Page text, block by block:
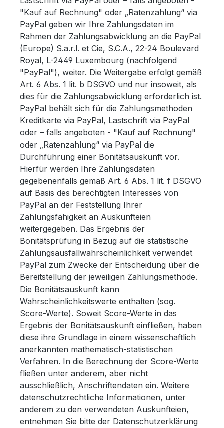
"Kauf auf Rechnung" oder „Ratenzahlung“ via
PayPal geben wir Ihre Zahlungsdaten im
Rahmen der Zahlungsabwicklung an die PayPal
(Europe) S.a.r.l. et Cie, S.C.A., 22-24 Boulevard
Royal, L-2449 Luxembourg (nachfolgend
"PayPal"), weiter. Die Weitergabe erfolgt gemäß
Art. 6 Abs. 1 lit. b DSGVO und nur insoweit, als
dies für die Zahlungsabwicklung erforderlich ist.
PayPal behält sich für die Zahlungsmethoden
Kreditkarte via PayPal, Lastschrift via PayPal
oder – falls angeboten - "Kauf auf Rechnung"
oder „Ratenzahlung“ via PayPal die
Durchführung einer Bonitätsauskunft vor.
Hierfür werden Ihre Zahlungsdaten
gegebenenfalls gemäß Art. 6 Abs. 1 lit. f DSGVO
auf Basis des berechtigten Interesses von
PayPal an der Feststellung Ihrer
Zahlungsfähigkeit an Auskunfteien
weitergegeben. Das Ergebnis der
Bonitätsprüfung in Bezug auf die statistische
Zahlungsausfallwahrscheinlichkeit verwendet
PayPal zum Zwecke der Entscheidung über die
Bereitstellung der jeweiligen Zahlungsmethode.
Die Bonitätsauskunft kann
Wahrscheinlichkeitswerte enthalten (sog.
Score-Werte). Soweit Score-Werte in das
Ergebnis der Bonitätsauskunft einfließen, haben
diese ihre Grundlage in einem wissenschaftlich
anerkannten mathematisch-statistischen
Verfahren. In die Berechnung der Score-Werte
fließen unter anderem, aber nicht
ausschließlich, Anschriftendaten ein. Weitere
datenschutzrechtliche Informationen, unter
anderem zu den verwendeten Auskunfteien,
entnehmen Sie bitte der Datenschutzerklärung